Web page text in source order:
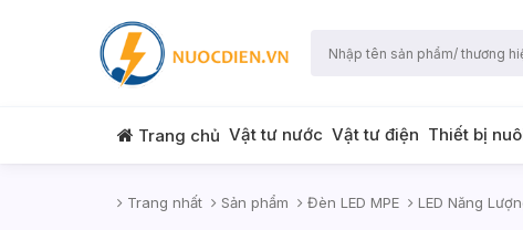
Trang chủ Vật tư nước Vật tư điện Thiết bị
Trang nhất Sản phẩm Đèn LED MPE LED Năng